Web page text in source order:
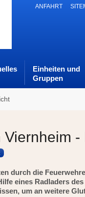
ANFAHRT
Einheiten und
Gruppen
durch die
eines Radladers
um an weitere